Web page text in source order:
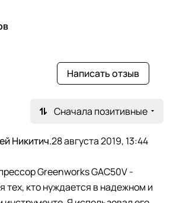
Сначала позитивные
Никитич.28 августа 2019, 13:44
Greenworks GAC50V -
тех, кто нуждается в надежном и
Написать отзыв